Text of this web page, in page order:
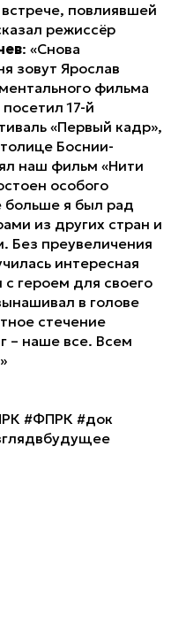
повлиявшей
режиссёр
: «Снова
зовут Ярослав
фильма
17-й
«Первый кадр»,
Боснии-
наш фильм «Нити
особого
я был рад
из других стран и
Без преувеличения
интересная
героем для своего
в голове
стечение
– наше все. Всем
#ФПРК #док